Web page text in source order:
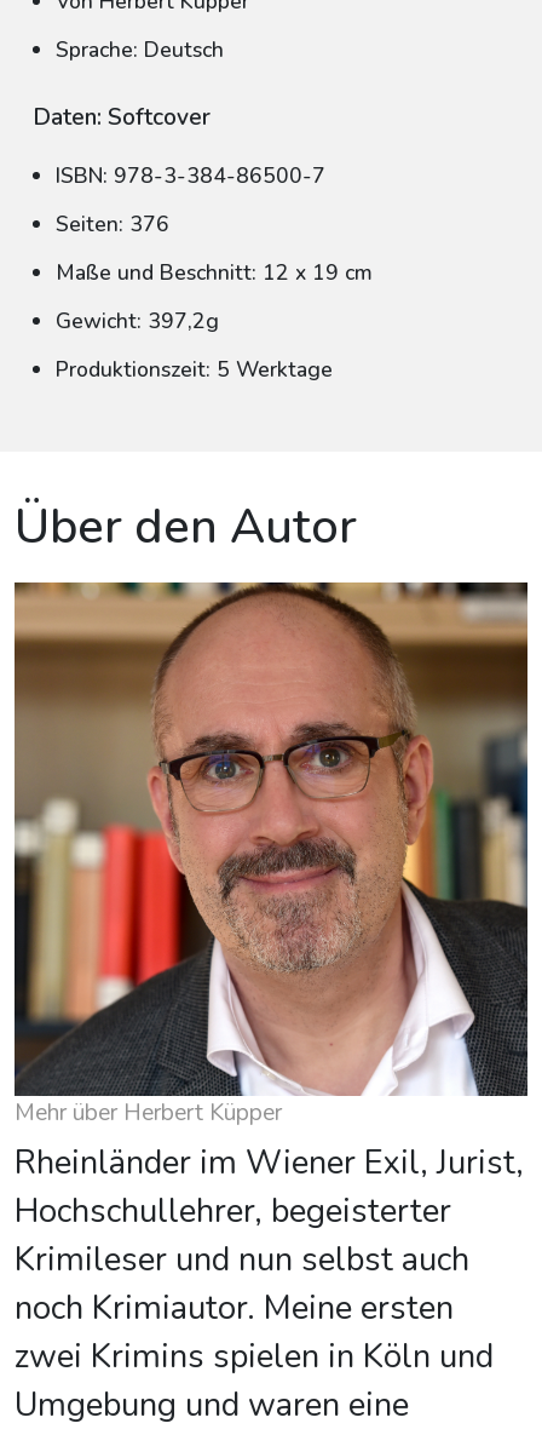
Sprache: Deutsch
Daten: Softcover
ISBN: 978-3-384-86500-7
Seiten: 376
Maße und Beschnitt: 12 x 19 cm
Gewicht: 397,2g
Produktionszeit: 5 Werktage
Über den Autor
Mehr über Herbert Küpper
Rheinländer im Wiener Exil, Jurist,
Hochschullehrer, begeisterter
Krimileser und nun selbst auch
noch Krimiautor. Meine ersten
zwei Krimins spielen in Köln und
Umgebung und waren eine